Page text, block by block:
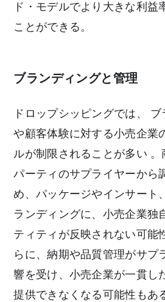
ド・モデルでより大きな利益
ことができる。
ブランディングと管理
ドロップシッピングでは、 ブ
や顧客体験に対する小売企業
ルが制限されることが多い 。
パーティのサプライヤーから
め、パッケージやインサート
ランディングに、小売企業独
ティティが反映されない可能
らに、納期や品質管理がサプ
響を受け、小売企業が一貫し
提供できなくなる可能性もあ